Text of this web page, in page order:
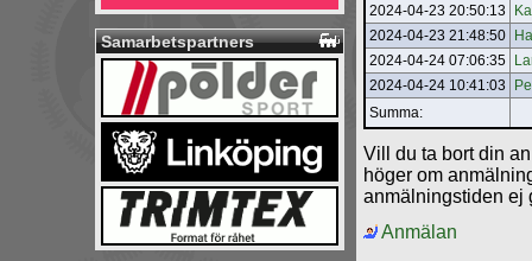
Samarbetspartners
2024-04-23 20:50:13
2024-04-23 21:48:50
2024-04-24 07:06:35
2024-04-24 10:41:03
Summa:
Vill du ta bort din
höger om
anmälningstiden ej
Anmälan